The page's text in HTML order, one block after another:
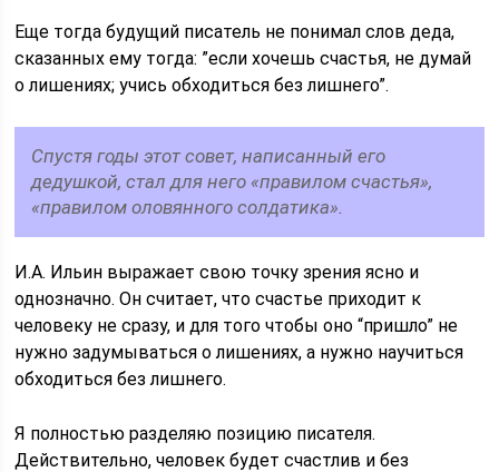
Еще тогда будущий писатель не понимал слов деда,
сказанных ему тогда: ”если хочешь счастья, не думай
о лишениях; учись обходиться без лишнего”.
Спустя годы этот совет, написанный его
дедушкой, стал для него «правилом счастья»,
«правилом оловянного солдатика».
И.А. Ильин выражает свою точку зрения ясно и
однозначно. Он считает, что счастье приходит к
человеку не сразу, и для того чтобы оно “пришло” не
нужно задумываться о лишениях, а нужно научиться
обходиться без лишнего.
Я полностью разделяю позицию писателя.
Действительно, человек будет счастлив и без